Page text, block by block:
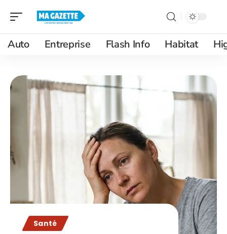
Auto Entreprise Flash Info Habitat
Santé